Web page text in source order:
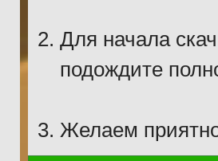
Для начала
подождите
Желаем